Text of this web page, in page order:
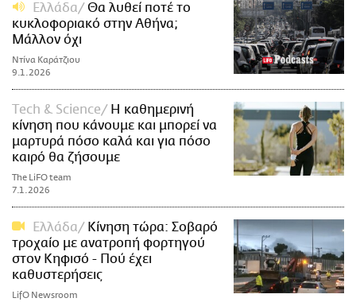
Ελλάδα
Θα λυθεί ποτέ το
κυκλοφοριακό στην Αθήνα;
Μάλλον όχι
Ντίνα Καράτζιου
9.1.2026
Τech & Science
Η καθημερινή
κίνηση που κάνουμε και μπορεί να
μαρτυρά πόσο καλά και για πόσο
καιρό θα ζήσουμε
The LiFO team
7.1.2026
Ελλάδα
Κίνηση τώρα: Σοβαρό
τροχαίο με ανατροπή φορτηγού
στον Κηφισό - Πού έχει
καθυστερήσεις
LifO Newsroom